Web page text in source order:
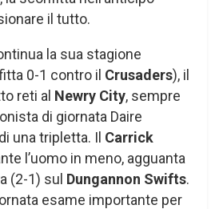
il tutto.
la sua stagione
0-1 contro il Crusaders), il
reti al Newry City, sempre
di giornata Daire
una tripletta. Il Carrick
l’uomo in meno, agguanta
(2-1) sul Dungannon Swifts.
esame importante per